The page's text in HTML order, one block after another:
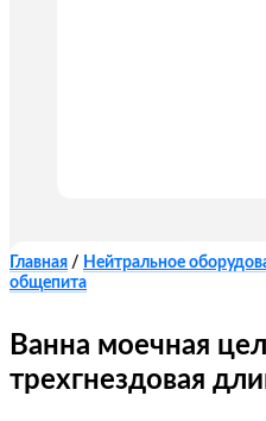
Главная / Нейтральное
общепита
Ванна моечная
трехгнездовая